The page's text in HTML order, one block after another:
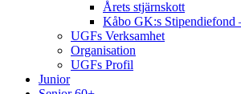
Årets stjärnskott
Kåbo GK:s Stipendiefond
UGFs Verksamhet
Organisation
UGFs Profil
Junior